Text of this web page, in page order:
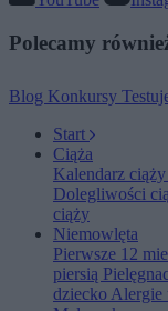
Polecamy
Blog Konkursy
Start
Ciąża
Kalendarz ciąży
Dolegliwości
ciąży
Niemowlęta
Pierwsze 12
piersią
dziecko Alergie